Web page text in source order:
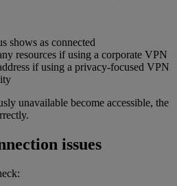
shows as connected
resources if using a corporate VPN
if using a privacy-focused VPN
unavailable become accessible, the
issues